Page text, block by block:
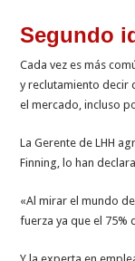
Segundo
Cada vez es más
y reclutamiento decir
el mercado, incluso
La Gerente de LHH
Finning, lo han
«Al mirar el mundo
fuerza ya que el 75%